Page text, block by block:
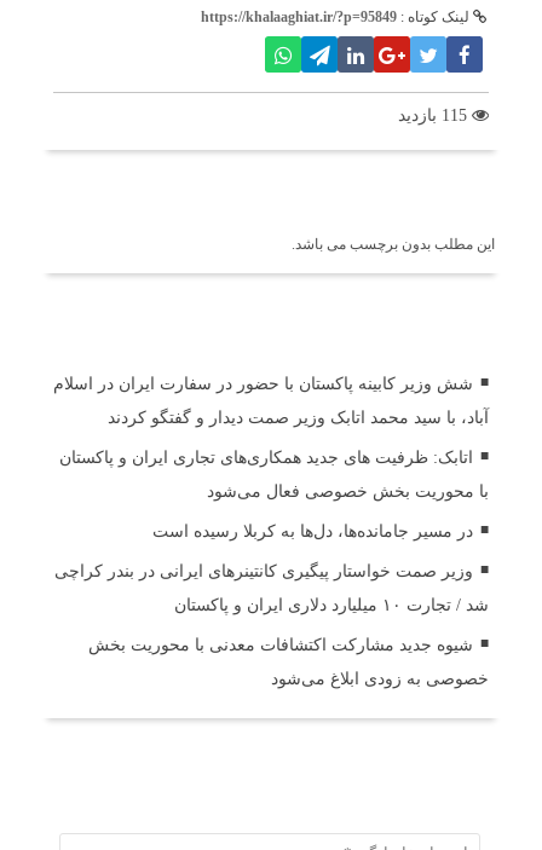
لینک کوتاه : https://khalaaghiat.ir/?p=95849
این مطلب بدون برچسب می باشد.
شش وزیر کابینه پاکستان با حضور در سفارت ایران در اسلام
آباد، با سید محمد اتابک وزیر صمت دیدار و گفتگو کردند
اتابک: ظرفیت های جدید همکاری‌های تجاری ایران و پاکستان
با محوریت بخش خصوصی فعال می‌شود
در مسیر جا‌مانده‌ها، دل‌ها به کربلا رسیده است
وزیر صمت خواستار پیگیری کانتینرهای ایرانی در بندر کراچی
شد / تجارت ۱۰ میلیارد دلاری ایران و پاکستان
شیوه جدید مشارکت اکتشافات معدنی با محوریت بخش
خصوصی به زودی ابلاغ می‌شود